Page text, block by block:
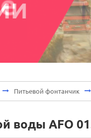
Питьевой фонтанчик
воды AFO